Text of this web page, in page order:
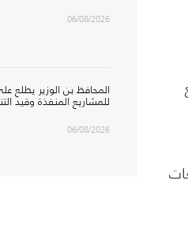
06/08/2026
المحافظ بن الوزير يطلع
للمشاريع المنفذة وقيد التنفيذ
06/08/2026